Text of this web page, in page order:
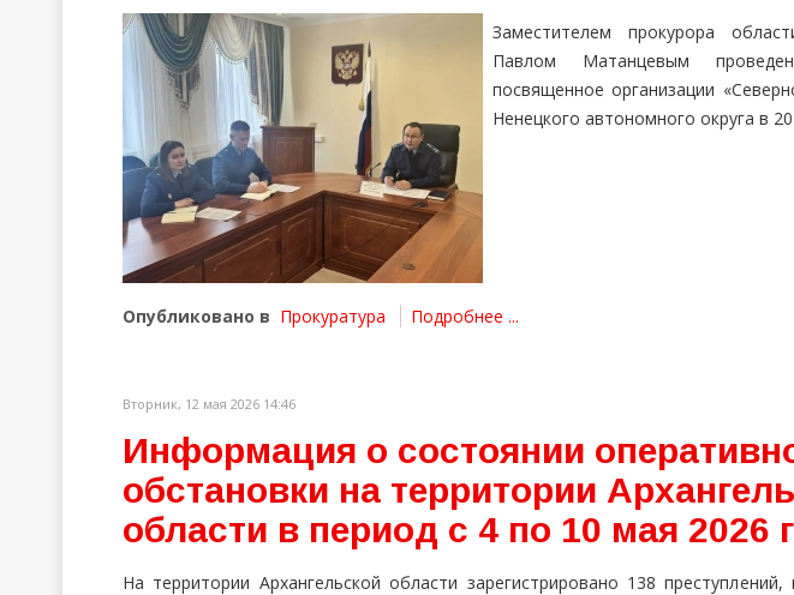
Заместителем прокурора
Павлом Матанцевым
посвященное организации
Ненецкого автономного округа в
Опубликовано в Прокуратура Подробнее ...
Вторник, 12 мая 2026 14:46
Информация о состоянии
обстановки на территории
области в период с 4 по 10 мая 2026
На территории Архангельской области зарегистрировано 138